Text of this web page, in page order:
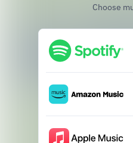
Choose